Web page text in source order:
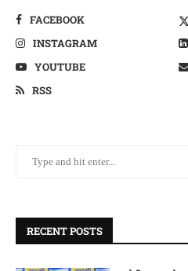
FACEBOOK
INSTAGRAM
YOUTUBE
RSS
RECENT POSTS